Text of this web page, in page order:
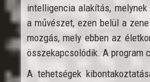
intelligencia alakítás,
a művészet, ezen belül a
mozgás, mely ebben az
összekapcsolódik. A program
A tehetségek